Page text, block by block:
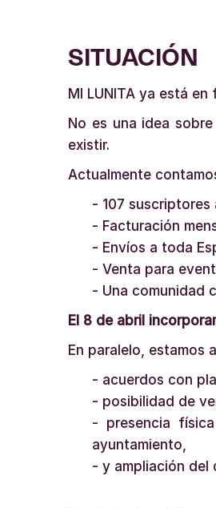
SITUACIÓN
MI LUNITA ya está
No es una idea
existir.
Actualmente
- 107 suscriptores
- Facturación
- Envíos a toda
- Venta para
- Una comunidad
El 8 de abril
En paralelo, estamos
- acuerdos con
- posibilidad de
- presencia
ayuntamiento,
- y ampliación del